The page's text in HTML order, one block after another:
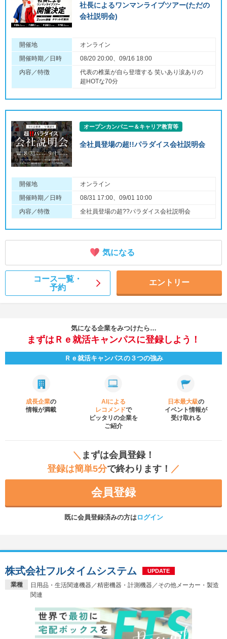
社長によるワンマンライブツアー(ただの
会社説明会)
開催地
オンライン
開催時期／日時
08/20 20:00、09/16 18:00
内容／特徴
代表の椎葉が自ら登壇する 笑いあり涙ありの
超HOTな70分
オープンカンパニー＆キャリア教育等
全社員登場の超!!パラダイス会社説明会
開催地
オンライン
開催時期／日時
08/31 17:00、09/01 10:00
内容／特徴
全社員登場の超??パラダイス会社説明会
気になる
コース一覧・
予約
エントリー
気になる企業をみつけたら…
まずはＲｅ就活キャンパスに登録しよう！
Ｒｅ就活キャンパスの３つの強み
成長企業の
情報が満載
AIによる
レコメンドで
ピッタリの企業を
ご紹介
日本最大級の
イベント情報が
受け取れる
＼ まずは会員登録！
登録は簡単5分で終わります！ ／
会員登録
既に会員登録済みの方はログイン
業種
日用品・生活関連機器／精密機器・計測機器／その他メーカー・製造
関連
株式会社フルタイムシステム UPDATE